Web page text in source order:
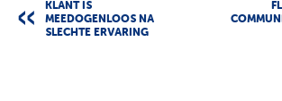
KLANT IS
MEEDOGENLOOS NA
SLECHTE ERVARING